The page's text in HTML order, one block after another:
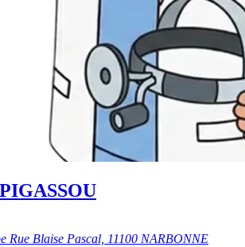
Rue Blaise Pascal, 11100 NARBONNE